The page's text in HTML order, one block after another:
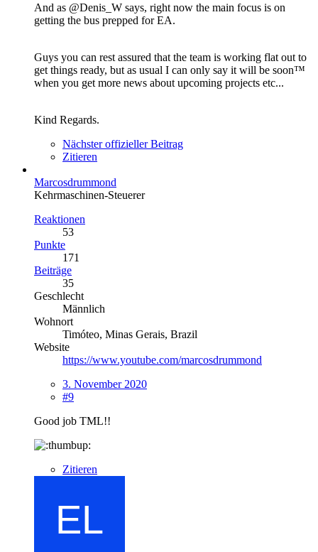
And as @Denis_W says, right now the main focus is on
getting the bus prepped for EA.
Guys you can rest assured that the team is working flat out to
get things ready, but as usual I can only say it will be soon™️
when you get more news about upcoming projects etc...
Kind Regards.
Nächster offizieller Beitrag
Zitieren
Marcosdrummond
Kehrmaschinen-Steuerer
Reaktionen
53
Punkte
171
Beiträge
35
Geschlecht
Männlich
Wohnort
Timóteo, Minas Gerais, Brazil
Website
https://www.youtube.com/marcosdrummond
3. November 2020
#9
Good job TML!!
Zitieren